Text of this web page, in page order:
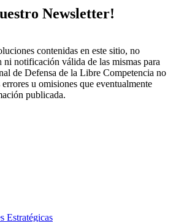
Newsletter!
contenidas en este sitio, no
notificación válida de las mismas para
de Defensa de la Libre Competencia no
u omisiones que eventualmente
publicada.
Estratégicas